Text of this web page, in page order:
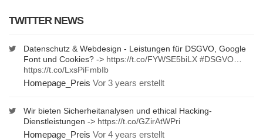
TWITTER NEWS
Datenschutz & Webdesign - Leistungen für DSGVO, Google
Font und Cookies? -> https://t.co/FYWSE5biLX #DSGVO
https://t.co/LxsPiFmbIb
Homepage_Preis Vor 3 years erstellt
Wir bieten Sicherheitanalysen und ethical Hacking-
Dienstleistungen -> https://t.co/GZirAtWPri
Homepage_Preis Vor 4 years erstellt